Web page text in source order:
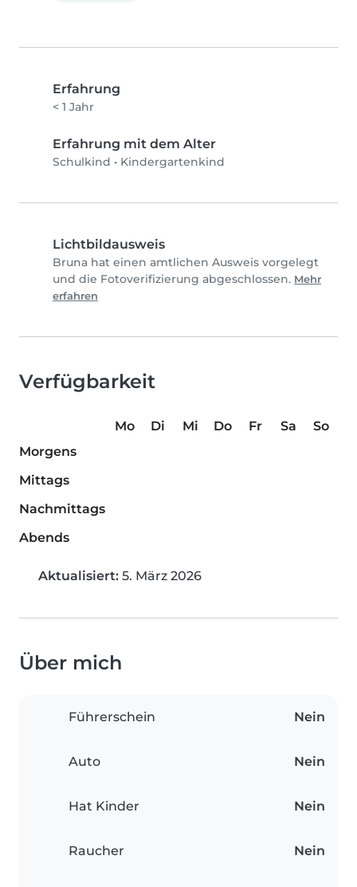
Erfahrung
< 1 Jahr
Erfahrung mit dem Alter
Schulkind • Kindergartenkind
Lichtbildausweis
Bruna hat einen amtlichen Ausweis vorgelegt
und die Fotoverifizierung abgeschlossen. Mehr
erfahren
Verfügbarkeit
Mo Di Mi Do Fr Sa
So
Morgens
Mittags
Nachmittags
Abends
Aktualisiert: 5. März 2026
Über mich
Führerschein Nein
Auto Nein
Hat Kinder Nein
Raucher Nein